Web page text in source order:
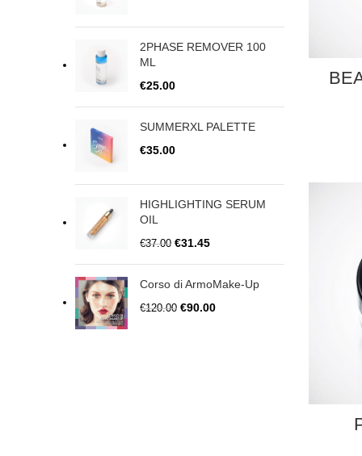
2PHASE REMOVER 100
ML
€25.00
SUMMERXL PALETTE
€35.00
HIGHLIGHTING SERUM
OIL
€37.00 €31.45
Corso di ArmoMake-Up
€120.00 €90.00